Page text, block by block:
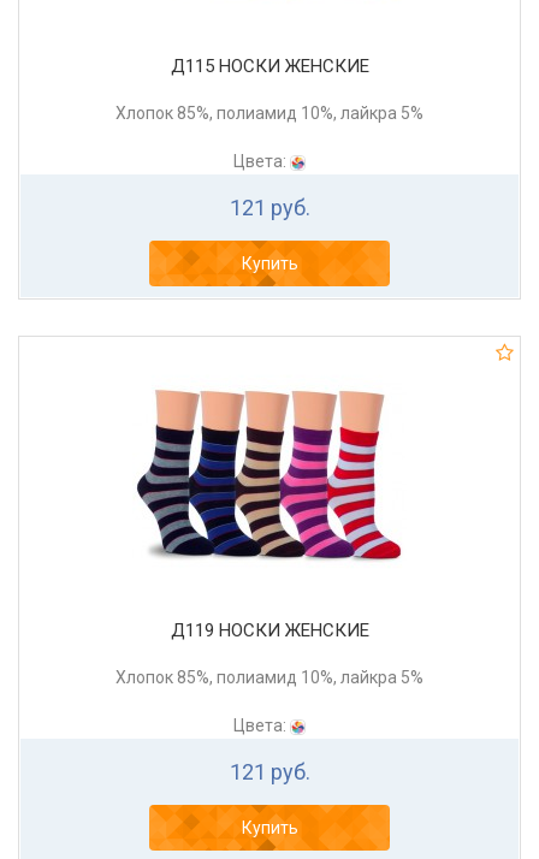
Д115 НОСКИ ЖЕНСКИЕ
Хлопок 85%, полиамид 10%, лайкра 5%
Цвета:
121 руб.
Купить
Д119 НОСКИ ЖЕНСКИЕ
Хлопок 85%, полиамид 10%, лайкра 5%
Цвета:
121 руб.
Купить